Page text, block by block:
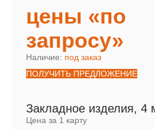
цены «по
запросу»
Наличие: под заказ
ПОЛУЧИТЬ ПРЕДЛОЖЕНИЕ
Закладное изделия, 4
Цена за 1 карту